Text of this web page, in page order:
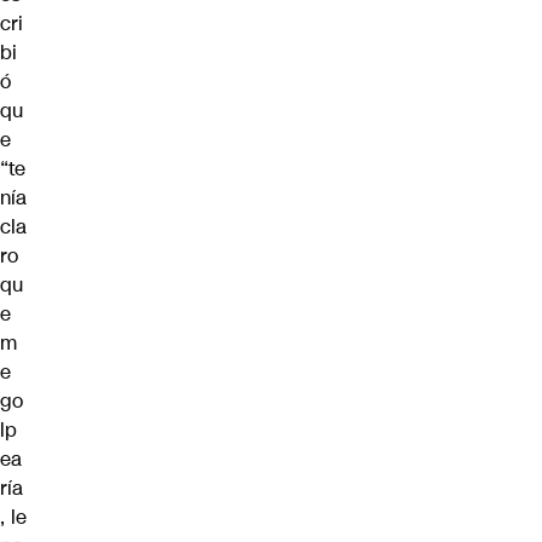
cri
bi
ó
qu
e
“te
nía
cla
ro
qu
e
m
e
go
lp
ea
ría
, le